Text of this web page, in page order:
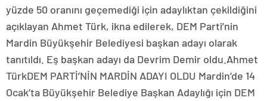
yüzde 50 oranını geçemediği için adaylıktan çekildiğini
açıklayan Ahmet Türk, ikna edilerek, DEM Parti’nin
Mardin Büyükşehir Belediyesi başkan adayı olarak
tanıtıldı. Eş başkan adayı da Devrim Demir oldu.Ahmet
TürkDEM PARTİ’NİN MARDİN ADAYI OLDU Mardin’de 14
Ocak’ta Büyükşehir Belediye Başkan Adaylığı için DEM